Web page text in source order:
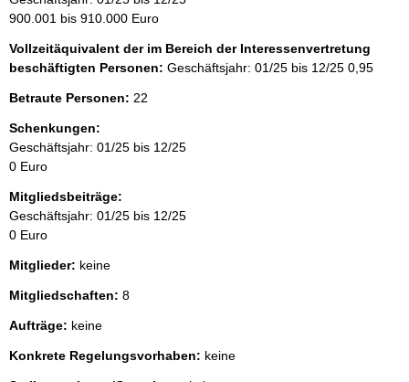
900.001 bis 910.000 Euro
Vollzeitäquivalent der im Bereich der Interessenvertretung
beschäftigten Personen: Geschäftsjahr: 01/25 bis 12/25 0,95
Betraute Personen: 22
Schenkungen:
Geschäftsjahr: 01/25 bis 12/25
0 Euro
Mitgliedsbeiträge:
Geschäftsjahr: 01/25 bis 12/25
0 Euro
Mitglieder: keine
Mitgliedschaften: 8
Aufträge: keine
Konkrete Regelungsvorhaben: keine